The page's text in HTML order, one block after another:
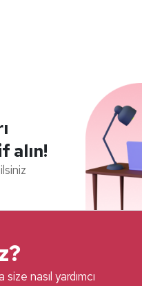
alın!
nasıl yardımcı